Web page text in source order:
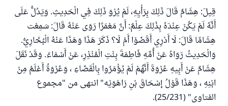
قِيلَ: هِشَامٌ قَالَ ذَلِكَ بِرَأْيِهِ، لَمْ يُرْوَ ذَلِكَ فِي الْحَدِيثِ. وَيَدُلُّ عَلَى
أَنَّهُ لَمْ يَكُنْ عِنْدَهُ بِذَلِكَ عِلْمٌ: أَنَّ مَعْمَرًا رَوَى عَنْهُ قَالَ: سَمِعْت
هِشَامًا قَالَ: لَا أَدْرِي أَقَضَوْا أَمْ لَا؟ ذَكَرَ هَذَا وَهَذَا عَنْهُ الْبُخَارِيُّ.
وَالْحَدِيثُ رَوَاهُ عَنْ أُمِّهِ فَاطِمَةَ بِنْتِ الْمُنْذِرِ، عَنْ أَسْمَاءَ. وَقَدْ نَقَلَ
هِشَامٌ عَنْ أَبِيهِ عُرْوَةَ أَنَّهُمْ لَمْ يُؤْمَرُوا بِالْقَضَاءِ ، وَعُرْوَةُ أَعْلَمُ مِنْ
ابْنِهِ ، وَهَذَا قَوْلُ إسْحَاقَ بْنِ رَاهَوَيْه" انتهى من "مجموع
الفتاوى" (25/231).